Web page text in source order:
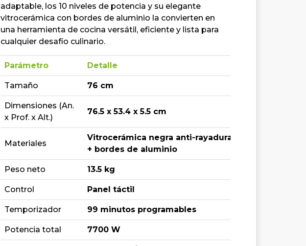
adaptable, los 10 niveles de potencia y su elegante
vitrocerámica con bordes de aluminio la convierten en
una herramienta de cocina versátil, eficiente y lista para
cualquier desafío culinario.
Parámetro Detalle
Tamaño 76 cm
Dimensiones (An.
x Prof. x Alt.)
76.5 x 53.4 x 5.5 cm
Materiales
Vitrocerámica negra anti-rayaduras
+ bordes de aluminio
Peso neto 13.5 kg
Control Panel táctil
Temporizador 99 minutos programables
Potencia total 7700 W